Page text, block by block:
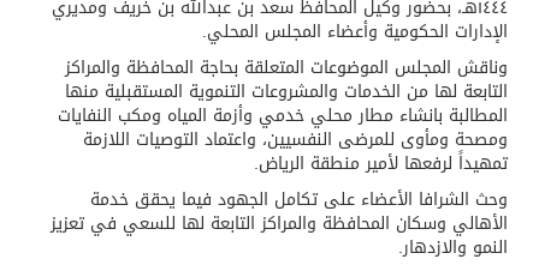
١٤٤٤هـ، بحضور وكيل المحافظ سعد بن عبدالله بن خريف ومديري
الإدارات الحكومية وأعضاء المجلس المحلي.
وناقش المجلس الموضوعات المتعلقة بحاجة المحافظة والمراكز
التابعة لها من الخدمات والمشروعات التنموية المستقبلية منها
المطالبة بانشاء مطار محلي خدمي وأزمة المياه ومكب النفايات
ومصحة ومأوى للمرضى النفسيين، واعتماد التوصيات اللازمة
تمهيداً لرفعها لأمير منطقة الرياض.
وحث الشرافا الأعضاء على تكامل الجهود فيما يحقق خدمة
الأهالي وسكان المحافظة والمراكز التابعة لها للسعي في تعزيز
النمو والازدهار.